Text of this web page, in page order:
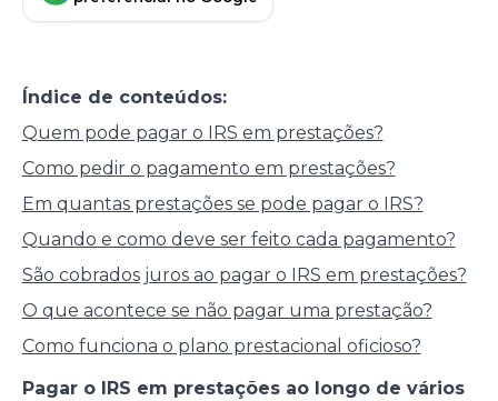
Índice de conteúdos:
Quem pode pagar o IRS em prestações?
Como pedir o pagamento em prestações?
Em quantas prestações se pode pagar o IRS?
Quando e como deve ser feito cada pagamento?
São cobrados juros ao pagar o IRS em prestações?
O que acontece se não pagar uma prestação?
Como funciona o plano prestacional oficioso?
Pagar o IRS em prestações ao longo de vários